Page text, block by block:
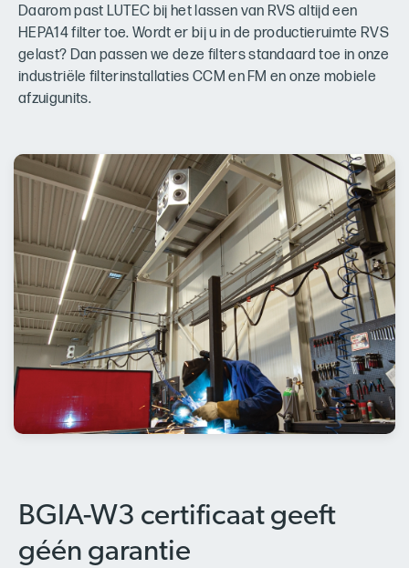
Daarom past LUTEC bij het lassen van RVS altijd een
HEPA14 filter toe. Wordt er bij u in de productieruimte RVS
gelast? Dan passen we deze filters standaard toe in onze
industriële filterinstallaties CCM en FM en onze mobiele
afzuigunits.
BGIA-W3 certificaat geeft
géén garantie